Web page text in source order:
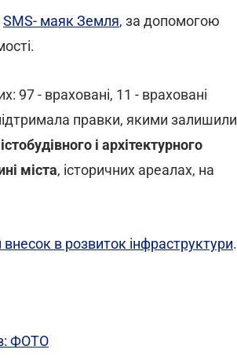
SMS- маяк Земля, за допомогою
97 - враховані, 11 - враховані
правки, якими залишили
і архітектурного
міста, історичних ареалах, на
в розвиток інфраструктури.
ФОТО